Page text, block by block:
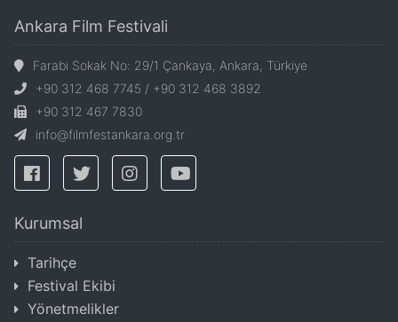
Ankara Film Festivali
Farabi Sokak No: 29/1 Çankaya, Ankara, Türkiye
+90 312 468 7745 / +90 312 468 3892
+90 312 467 7830
info@filmfestankara.org.tr
Kurumsal
Tarihçe
Festival Ekibi
Yönetmelikler